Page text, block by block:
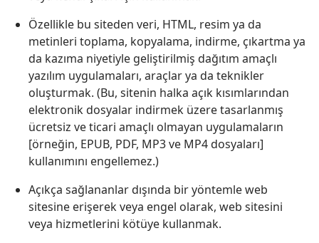
Özellikle bu siteden veri, HTML, resim ya da
metinleri toplama, kopyalama, indirme, çıkartma ya
da kazıma niyetiyle geliştirilmiş dağıtım amaçlı
yazılım uygulamaları, araçlar ya da teknikler
oluşturmak. (Bu, sitenin halka açık kısımlarından
elektronik dosyalar indirmek üzere tasarlanmış
ücretsiz ve ticari amaçlı olmayan uygulamaların
[örneğin, EPUB, PDF, MP3 ve MP4 dosyaları]
kullanımını engellemez.)
Açıkça sağlananlar dışında bir yöntemle web
sitesine erişerek veya engel olarak, web sitesini
veya hizmetlerini kötüye kullanmak.